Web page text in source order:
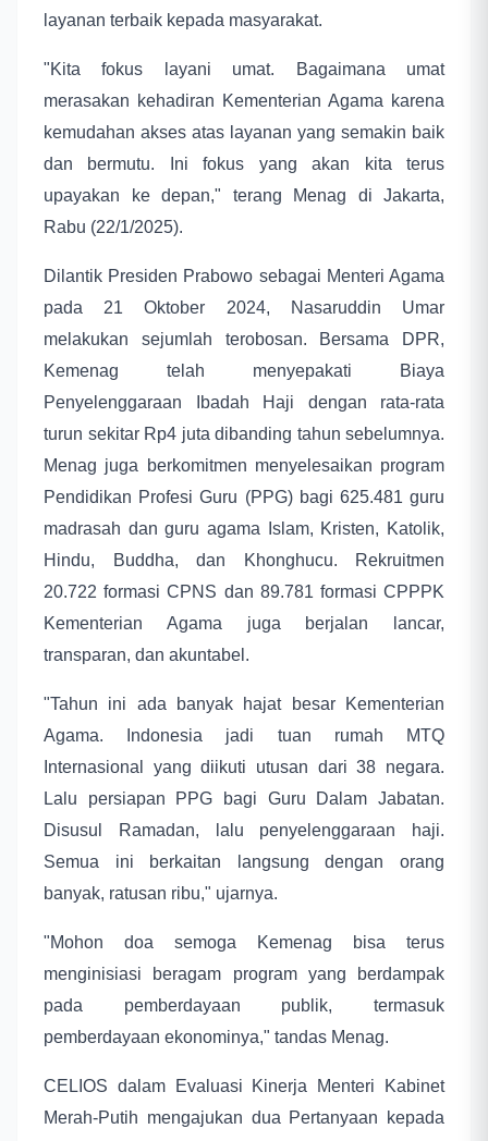
layanan terbaik kepada masyarakat.
"Kita fokus layani umat. Bagaimana umat
merasakan kehadiran Kementerian Agama karena
kemudahan akses atas layanan yang semakin baik
dan bermutu. Ini fokus yang akan kita terus
upayakan ke depan," terang Menag di Jakarta,
Rabu (22/1/2025).
Dilantik Presiden Prabowo sebagai Menteri Agama
pada 21 Oktober 2024, Nasaruddin Umar
melakukan sejumlah terobosan. Bersama DPR,
Kemenag telah menyepakati Biaya
Penyelenggaraan Ibadah Haji dengan rata-rata
turun sekitar Rp4 juta dibanding tahun sebelumnya.
Menag juga berkomitmen menyelesaikan program
Pendidikan Profesi Guru (PPG) bagi 625.481 guru
madrasah dan guru agama Islam, Kristen, Katolik,
Hindu, Buddha, dan Khonghucu. Rekruitmen
20.722 formasi CPNS dan 89.781 formasi CPPPK
Kementerian Agama juga berjalan lancar,
transparan, dan akuntabel.
"Tahun ini ada banyak hajat besar Kementerian
Agama. Indonesia jadi tuan rumah MTQ
Internasional yang diikuti utusan dari 38 negara.
Lalu persiapan PPG bagi Guru Dalam Jabatan.
Disusul Ramadan, lalu penyelenggaraan haji.
Semua ini berkaitan langsung dengan orang
banyak, ratusan ribu," ujarnya.
"Mohon doa semoga Kemenag bisa terus
menginisiasi beragam program yang berdampak
pada pemberdayaan publik, termasuk
pemberdayaan ekonominya," tandas Menag.
CELIOS dalam Evaluasi Kinerja Menteri Kabinet
Merah-Putih mengajukan dua Pertanyaan kepada